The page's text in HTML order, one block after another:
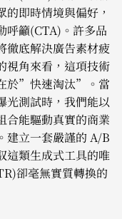
即時情境與偏好，
呼籲(CTA)。許多品
徹底解決廣告素材疲
視角來看，這項技術
於”快速淘汰”。當
光測試時，我們能以
合能驅動真實的商業
建立一套嚴謹的 A/B
這類生成式工具的唯
卻毫無實質轉換的